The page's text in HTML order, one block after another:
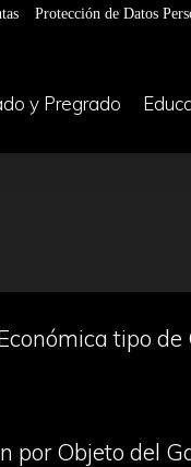
Protección de Datos
y Pregrado
tipo de
por Objeto del